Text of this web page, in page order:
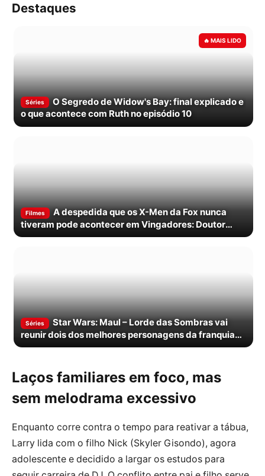
Destaques
Séries
O Segredo de Widow's Bay: final explicado e
o que acontece com Ruth no episódio 10
Filmes
A despedida que os X-Men da Fox nunca
tiveram pode acontecer em Vingadores: Doutor
Destino
Séries
Star Wars: Maul – Lorde das Sombras vai
reunir dois dos melhores personagens da franquia
na 2ª temporada
Laços familiares em foco, mas
sem melodrama excessivo
Enquanto corre contra o tempo para reativar a tábua,
Larry lida com o filho Nick (Skyler Gisondo), agora
adolescente e decidido a largar os estudos para